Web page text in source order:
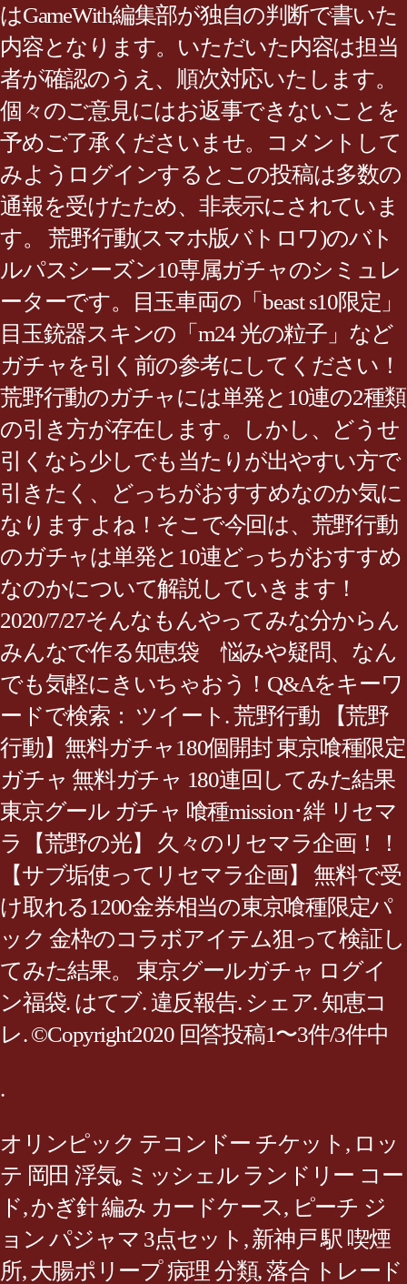
はGameWith編集部が独自の判断で書いた
内容となります。いただいた内容は担当
者が確認のうえ、順次対応いたします。
個々のご意見にはお返事できないことを
予めご了承くださいませ。コメントして
みようログインするとこの投稿は多数の
通報を受けたため、非表示にされていま
す。 荒野行動(スマホ版バトロワ)のバト
ルパスシーズン10専属ガチャのシミュレ
ーターです。目玉車両の「beast s10限定」
目玉銃器スキンの「m24 光の粒子」など
ガチャを引く前の参考にしてください！
荒野行動のガチャには単発と10連の2種類
の引き方が存在します。しかし、どうせ
引くなら少しでも当たりが出やすい方で
引きたく、どっちがおすすめなのか気に
なりますよね！そこで今回は、荒野行動
のガチャは単発と10連どっちがおすすめ
なのかについて解説していきます！
2020/7/27そんなもんやってみな分からん
みんなで作る知恵袋 悩みや疑問、なん
でも気軽にきいちゃおう！Q&Aをキーワ
ードで検索： ツイート. 荒野行動 【荒野
行動】無料ガチャ180個開封 東京喰種限定
ガチャ 無料ガチャ 180連回してみた結果
東京グール ガチャ 喰種mission･絆 リセマ
ラ【荒野の光】 久々のリセマラ企画！！
【サブ垢使ってリセマラ企画】 無料で受
け取れる1200金券相当の東京喰種限定パ
ック 金枠のコラボアイテム狙って検証し
てみた結果。 東京グールガチャ ログイ
ン福袋. はてブ. 違反報告. シェア. 知恵コ
レ. ©Copyright2020 回答投稿1〜3件/3件中
.
オリンピック テコンドー チケット , ロッ
テ 岡田 浮気, ミッシェル ランドリー コー
ド,かぎ針 編み カードケース, ピーチ ジ
ョン パジャマ 3点セット ,新神戸 駅 喫煙
所,大腸ポリープ 病理 分類,落合 トレード